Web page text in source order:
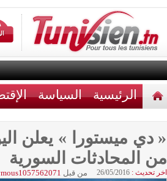
الرئيسية السياسة
« دي ميستورا » يعلن
من المحادثات السورية
اخر تحديث : 26/05/2016 من قبل